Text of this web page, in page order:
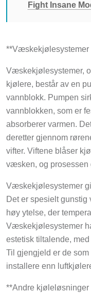
Fight Insane
**Væskekjølesystemer
Væskekjølesystemer,
kjølere, består av en
vannblokk. Pumpen
vannblokken, som er
absorberer varmen.
deretter gjennom
vifter. Viftene blåser
væsken, og prosessen
Væskekjølesystemer
Det er spesielt
høy ytelse, der
Væskekjølesystemer
estetisk tiltalende,
Til gjengjeld er de
installere enn
**Andre kjøleløsninger